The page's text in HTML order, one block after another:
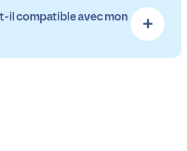
il compatible avec mon